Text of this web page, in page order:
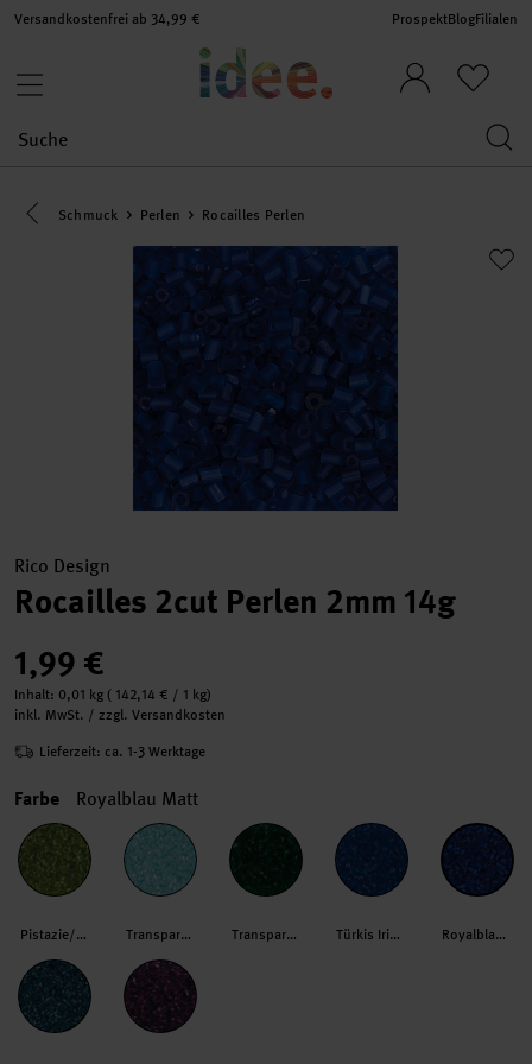
Versandkostenfrei ab 34,99 € ProspektBlogFilialen
Eine Kategorie zurück navigieren
Schmuck Perlen Rocailles Perlen
Rico Design
Rocailles 2cut Perlen 2mm 14g
1,99 €
Inhalt: 0,01 kg ( 142,14 € / 1 kg)
inkl. MwSt. / zzgl. Versandkosten
Lieferzeit: ca. 1-3 Werktage
Farbe Royalblau Matt
Pistazie/Silber Transparent/Hellmint Transparent Grün Türkis Irisierend Royalblau Matt